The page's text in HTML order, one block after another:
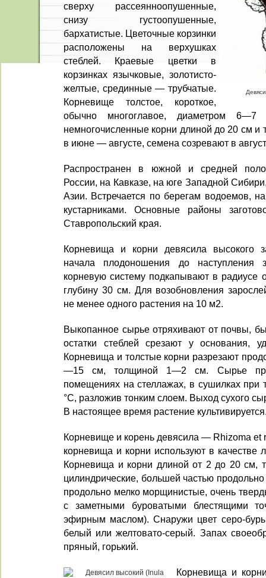
сверху рассеянноопушенные,
снизу густоопушенные,
бархатистые. Цветочные корзинки
расположены на верхушках
стеблей. Краевые цветки в
корзинках язычковые, золотисто-
желтые, срединные — трубчатые.
Корневище толстое, короткое,
обычно многоглавое, диаметром
немногочислен­ные корни длиной до 20 см и
в июне — августе, семена созревают в
Распространен в южной и средней
России, на Кавказе, на юге Западной
Азии. Встреча­ется по берегам водоемов,
кустарниками. Основ­ные районы
Ставропольский края.
Корневища и корни девясила вы­сокого
начала плодоношения до наступления
корневую систему подкапывают в радиусе
глубину 30 см. Для возоб­новления
не менее одного растения на 10 м2.
Выкопанное сырье отряхивают от почвы,
ос­татки стеблей срезают у основания,
Корневища и толстые корни разрезают
—15 см, толщиной 1—2 см. Сырье
помещениях на стеллажах, в сушилках
°С, раз­ложив тонким слоем. Выход сухого
В насто­ящее время растение
Корневище и корень девясила — Rhizoma
корневища и корни ис­пользуют в качестве
Корневища и корни длиной от 2 до 20 см,
цилинд­рические, большей частью
продольно мелко морщинистые, очень
с заметными буроватыми блестящими
эфирным маслом). Снаружи цвет серо-
белый или желтовато-серый. Запах
пря­ный, горький.
Корневища и